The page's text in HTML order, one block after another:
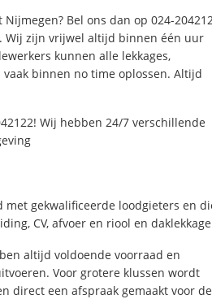
Bel ons dan op 024-
Wij zijn vrijwel altijd binnen één uur
kunnen alle lekkages,
binnen no time oplossen. Altijd
Wij hebben 24/7 verschillende
gekwalificeerde loodgieters en
CV, afvoer en riool en
altijd voldoende voorraad en
Voor grotere klussen wordt
direct een afspraak gemaakt voor de